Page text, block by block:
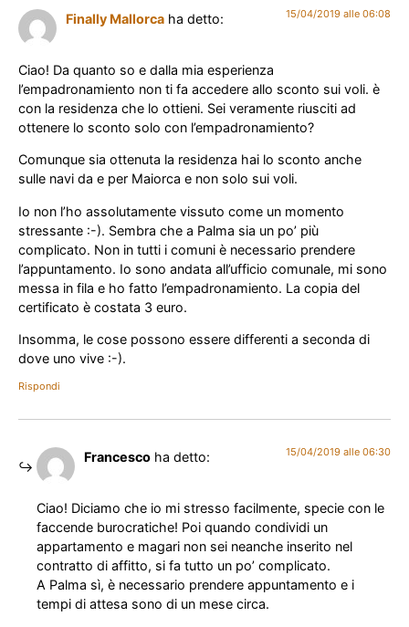
Finally Mallorca ha detto: 15/04/2019 alle 06:08
Ciao! Da quanto so e dalla mia esperienza
l’empadronamiento non ti fa accedere allo sconto sui voli. è
con la residenza che lo ottieni. Sei veramente riusciti ad
ottenere lo sconto solo con l’empadronamiento?
Comunque sia ottenuta la residenza hai lo sconto anche
sulle navi da e per Maiorca e non solo sui voli.
Io non l’ho assolutamente vissuto come un momento
stressante :-). Sembra che a Palma sia un po’ più
complicato. Non in tutti i comuni è necessario prendere
l’appuntamento. Io sono andata all’ufficio comunale, mi sono
messa in fila e ho fatto l’empadronamiento. La copia del
certificato è costata 3 euro.
Insomma, le cose possono essere differenti a seconda di
dove uno vive :-).
Rispondi
Francesco ha detto: 15/04/2019 alle 06:30
Ciao! Diciamo che io mi stresso facilmente, specie con le
faccende burocratiche! Poi quando condividi un
appartamento e magari non sei neanche inserito nel
contratto di affitto, si fa tutto un po’ complicato.
A Palma sì, è necessario prendere appuntamento e i
tempi di attesa sono di un mese circa.